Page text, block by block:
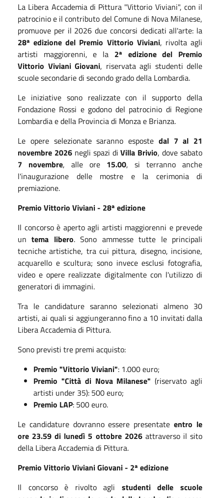
La Libera Accademia di Pittura "Vittorio Viviani", con il
patrocinio e il contributo del Comune di Nova Milanese,
promuove per il 2026 due concorsi dedicati all'arte: la
28ª edizione del Premio Vittorio Viviani, rivolta agli
artisti maggiorenni, e la 2ª edizione del Premio
Vittorio Viviani Giovani, riservata agli studenti delle
scuole secondarie di secondo grado della Lombardia.
Le iniziative sono realizzate con il supporto della
Fondazione Rossi e godono del patrocinio di Regione
Lombardia e della Provincia di Monza e Brianza.
Le opere selezionate saranno esposte dal 7 al 21
novembre 2026negli spazi diVilla Brivio, dove sabato
7 novembre, alle ore 15.00, si terranno anche
l'inaugurazione delle mostre e la cerimonia di
premiazione.
Premio Vittorio Viviani - 28ª edizione
Il concorso è aperto agli artisti maggiorenni e prevede
untema libero. Sono ammesse tutte le principali
tecniche artistiche, tra cui pittura, disegno, incisione,
acquarello e scultura; sono invece esclusi fotografia,
video e opere realizzate digitalmente con l'utilizzo di
generatori di immagini.
Tra le candidature saranno selezionati almeno 30
artisti, ai quali si aggiungeranno fino a 10 invitati dalla
Libera Accademia di Pittura.
Sono previsti tre premi acquisto:
Premio "Vittorio Viviani": 1.000 euro;
Premio "Città di Nova Milanese" (riservato agli
artisti under 35): 500 euro;
Premio LAP: 500 euro.
Le candidature dovranno essere presentateentro le
ore 23.59 di lunedì 5 ottobre 2026attraverso il sito
della Libera Accademia di Pittura.
Premio Vittorio Viviani Giovani - 2ª edizione
Il concorso è rivolto agli studenti delle scuole